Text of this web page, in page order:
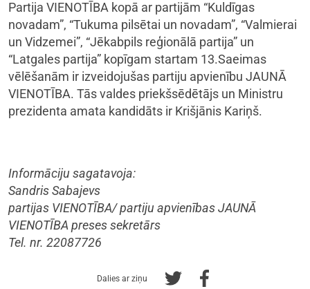
Partija VIENOTĪBA kopā ar partijām “Kuldīgas
novadam”, “Tukuma pilsētai un novadam”, “Valmierai
un Vidzemei”, “Jēkabpils reģionālā partija” un
“Latgales partija” kopīgam startam 13.Saeimas
vēlēšanām ir izveidojušas partiju apvienību JAUNĀ
VIENOTĪBA. Tās valdes priekšsēdētājs un Ministru
prezidenta amata kandidāts ir Krišjānis Kariņš.
Informāciju sagatavoja:
Sandris Sabajevs
partijas VIENOTĪBA/ partiju apvienības JAUNĀ
VIENOTĪBA preses sekretārs
Tel. nr. 22087726
Dalies ar ziņu